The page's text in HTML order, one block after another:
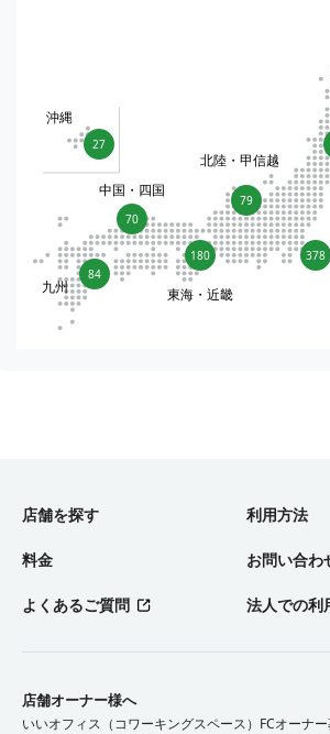
378
79
北陸・甲信越
180
東海・近畿
70
中国・四国
84
九州
27
沖縄
店舗を探す 利用方法
料金 お問い合わ
よくあるご質問 法人での利
店舗オーナー様へ
いいオフィス（コワーキングスペース）FCオーナ